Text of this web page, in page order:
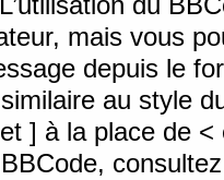
mais vous
depuis le
au style
] à la place de <